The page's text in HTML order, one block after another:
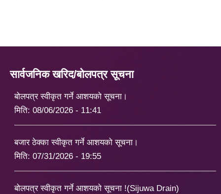
सार्वजनिक खरिद/बोलपत्र सूचना
बोलपत्र स्वीकृत गर्ने आशयको सूचना।
मिति: 08/06/2026 - 11:41
बजार ठेक्का स्वीकृत गर्ने आशयको सूचना।
मिति: 07/31/2026 - 19:55
बोलपत्र स्वीकृत गर्ने आशयको सूचना !(Sijuwa Drain)